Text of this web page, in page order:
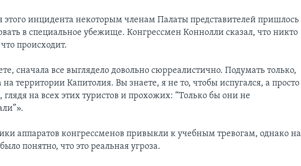
этого инцидента некоторым членам Палаты представителей пришлось
в специальное убежище. Конгрессмен Коннолли сказал, что никто
происходит.
сначала все выглядело довольно сюрреалистично. Подумать только,
на территории Капитолия. Вы знаете, я не то, чтобы испугался, а просто
глядя на всех этих туристов и прохожих: “Только бы они не
аппаратов конгрессменов привыкли к учебным тревогам, однако на
понятно, что это реальная угроза.